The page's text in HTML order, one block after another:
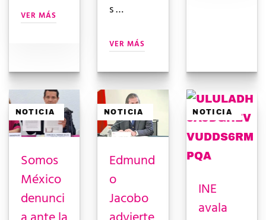
VER MÁS
s …
VER MÁS
NOTICIA
Somos
México
denunci
NOTICIA
Edmund
o
Jacobo
NOTICIA
INE
avala